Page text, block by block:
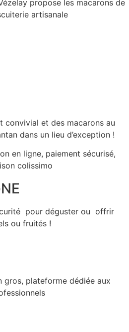
convivial et des macarons au
dans un lieu d’exception !
pour déguster ou offrir
ou fruités !